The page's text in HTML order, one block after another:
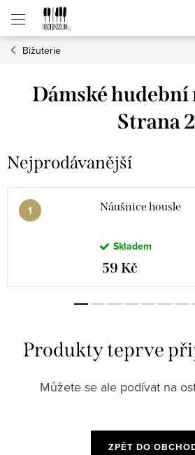
obsah
Bižuterie
Dámské hudební
Strana 2
Nejprodávanější
Náušnice housle
Skladem
59 Kč
Produkty teprve
Můžete se ale podívat na
ZPĚT DO